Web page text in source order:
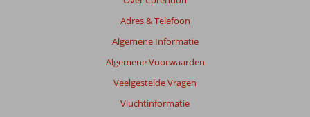
Adres & Telefoon
Algemene Informatie
Algemene Voorwaarden
Veelgestelde Vragen
Vluchtinformatie